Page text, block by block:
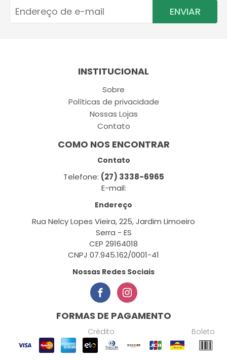
ENVIAR
INSTITUCIONAL
Sobre
Políticas de privacidade
Nossas Lojas
Contato
COMO NOS ENCONTRAR
Contato
Telefone: (27) 3338-6965
E-mail:
Endereço
Rua Nelcy Lopes Vieira, 225, Jardim Limoeiro
Serra - ES
CEP 29164018
CNPJ 07.945.162/0001-41
Nossas Redes Sociais
FORMAS DE PAGAMENTO
Crédito Boleto